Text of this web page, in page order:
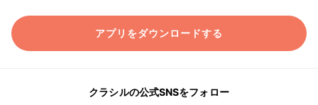
アプリをダウンロードする
クラシルの公式SNSをフォロー